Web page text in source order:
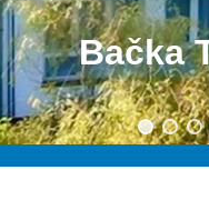
Bačka